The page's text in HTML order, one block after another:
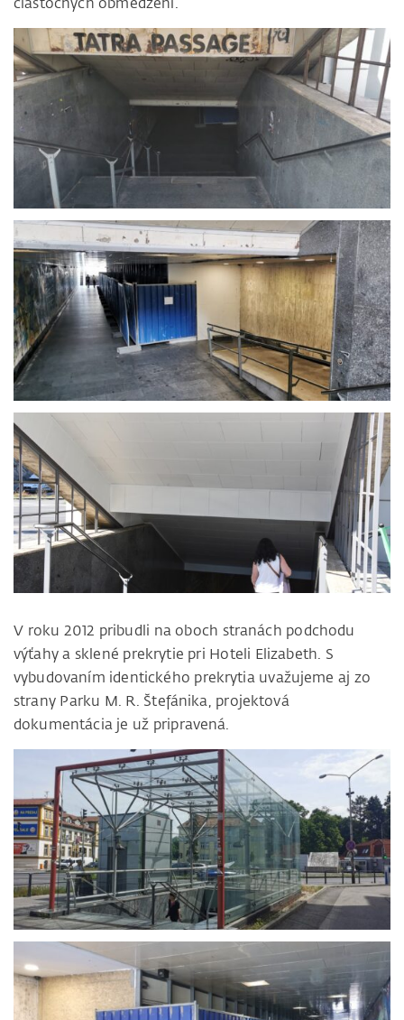
V roku 2012 pribudli na oboch stranách podchodu
výťahy a sklené prekrytie pri Hoteli Elizabeth. S
vybudovaním identického prekrytia uvažujeme aj zo
strany Parku M. R. Štefánika, projektová
dokumentácia je už pripravená.